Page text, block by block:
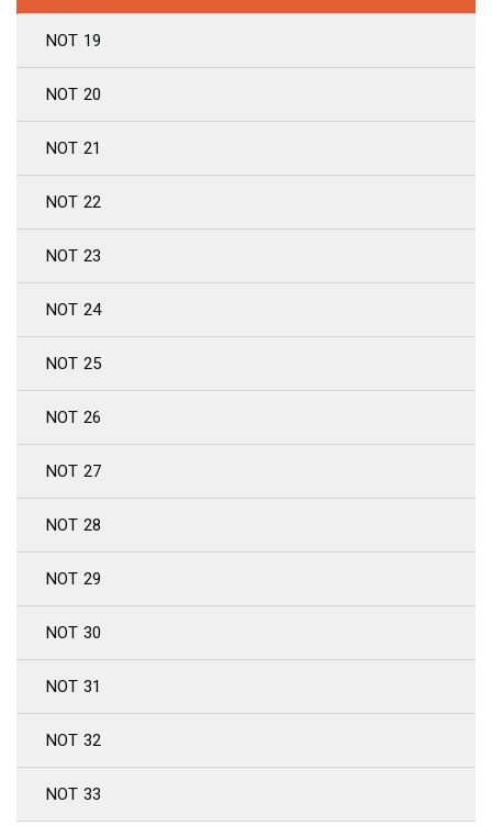
NOT 19
NOT 20
NOT 21
NOT 22
NOT 23
NOT 24
NOT 25
NOT 26
NOT 27
NOT 28
NOT 29
NOT 30
NOT 31
NOT 32
NOT 33